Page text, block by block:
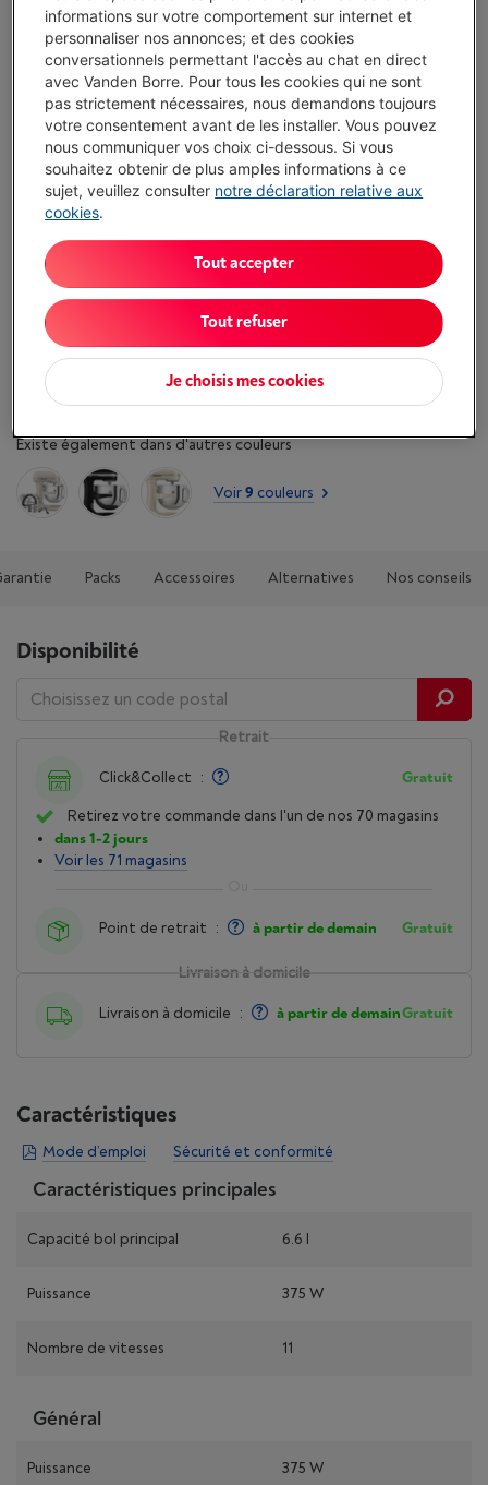
J'achète
Comparer
Atouts
Bol réglable en hauteur de 6,6 l
Conçu pour pétrir les pâtes les plus denses, mélanger
facilement les ingrédients solides et préparer de grandes
quantités en un clin d’œil
Afficher toutes les caractéristiques
Existe également dans d'autres couleurs
Voir9 couleurs
Packs Accessoires Alternatives Nos conseils
Disponibilité
Livraison à domicile
Livraison à domicile : à partir de demainGratuit
Retrait
Click&Collect : Gratuit
Retirez votre commande dans l'un de nos 70 magasins
dans 1-2 jours
Voir les 71 magasins
Point de retrait : à partir de demain Gratuit
Caractéristiques
Mode d’emploi Sécurité et conformité
Caractéristiques principales
Capacité bol principal 6.6 l
Puissance 375 W
Nombre de vitesses 11
Général
Puissance 375 W
informations sur votre comportement sur internet et
personnaliser nos annonces; et des cookies
conversationnels permettant l'accès au chat en direct
avec Vanden Borre. Pour tous les cookies qui ne sont
pas strictement nécessaires, nous demandons toujours
votre consentement avant de les installer. Vous pouvez
nous communiquer vos choix ci-dessous. Si vous
souhaitez obtenir de plus amples informations à ce
sujet, veuillez consulter notre déclaration relative aux
cookies.
Je choisis mes cookies
Tout refuser
Tout accepter